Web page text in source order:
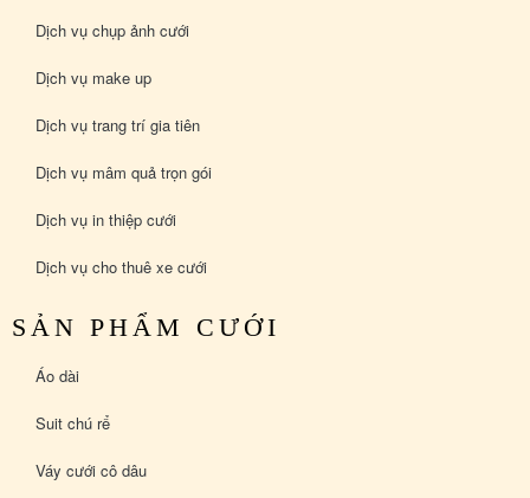
Dịch vụ chụp ảnh cưới
Dịch vụ make up
Dịch vụ trang trí gia tiên
Dịch vụ mâm quả trọn gói
Dịch vụ in thiệp cưới
Dịch vụ cho thuê xe cưới
SẢN PHẨM CƯỚI
Áo dài
Suit chú rể
Váy cưới cô dâu